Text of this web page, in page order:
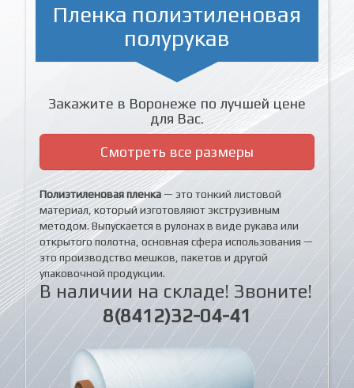
Пленка полиэтиленовая
полурукав
Закажите в Воронеже по лучшей цене
для Вас.
Смотреть все размеры
Полиэтиленовая пленка — это тонкий листовой
материал, который изготовляют экструзивным
методом. Выпускается в рулонах в виде рукава или
открытого полотна, основная сфера использования —
это производство мешков, пакетов и другой
упаковочной продукции.
В наличии на складе! Звоните!
8(8412)32-04-41